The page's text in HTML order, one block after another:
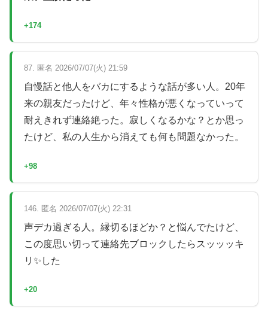
+174
87. 匿名 2026/07/07(火) 21:59
自慢話と他人をバカにするような話が多い人。20年
来の親友だったけど、年々性格が悪くなっていって
耐えきれず連絡絶った。寂しくなるかな？とか思っ
たけど、私の人生から消えても何も問題なかった。
+98
146. 匿名 2026/07/07(火) 22:31
声デカ過ぎる人。縁切るほどか？と悩んでたけど、
この度思い切って連絡先ブロックしたらスッッッキ
リ✨した
+20